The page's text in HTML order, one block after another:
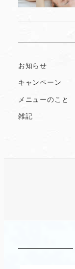
お知らせ
キャンペーン
メニューのこと
雑記